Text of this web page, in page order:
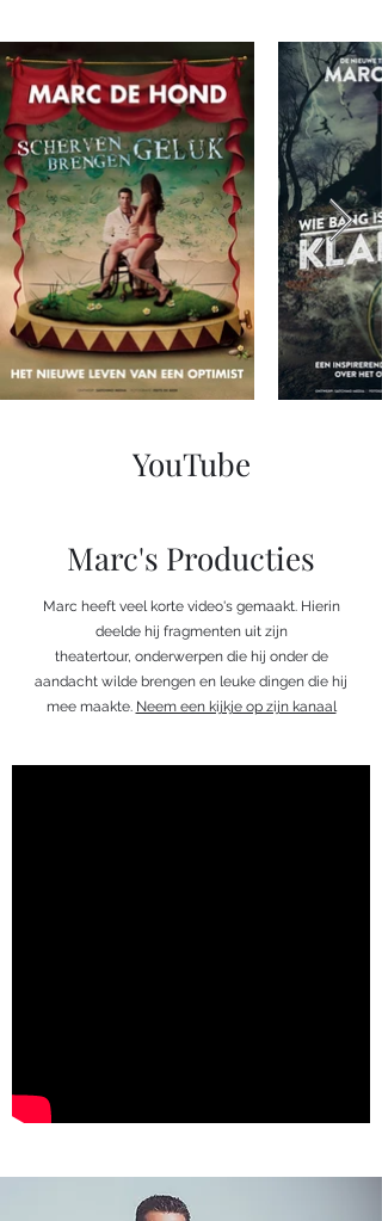
YouTube
Marc's Producties
Marc heeft veel korte video's gemaakt. Hierin
deelde hij fragmenten uit zijn
theatertour, onderwerpen die hij onder de
aandacht wilde brengen en leuke dingen die hij
mee maakte. Neem een kijkje op zijn kanaal